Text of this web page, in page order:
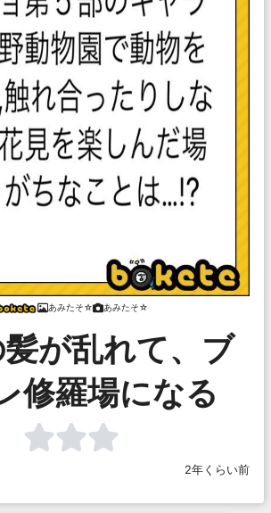
あみたそ☆ あみたそ☆
が乱れて、ブ
修羅場になる
2年くらい前